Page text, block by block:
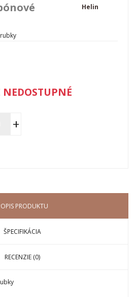
Helin
PRODUKTU
ŠPECIFIKÁCIA
RECENZIE (0)